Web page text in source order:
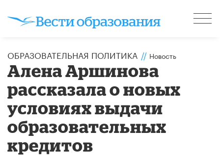
ОБРАЗОВАТЕЛЬНАЯ ПОЛИТИКА // Новость
Алена Аршинова
рассказала о новых
условиях выдачи
образовательных
кредитов